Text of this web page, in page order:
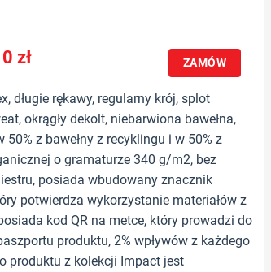
zł ZAMÓW
długie rękawy, regularny krój, splot
okrągły dekolt, niebarwiona bawełna,
50% z bawełny z recyklingu i w 50% z
o gramaturze 340 g/m2, bez
posiada wbudowany znacznik
potwierdza wykorzystanie materiałów z
kod QR na metce, który prowadzi do
produktu, 2% wpływów z każdego
produktu z kolekcji Impact jest